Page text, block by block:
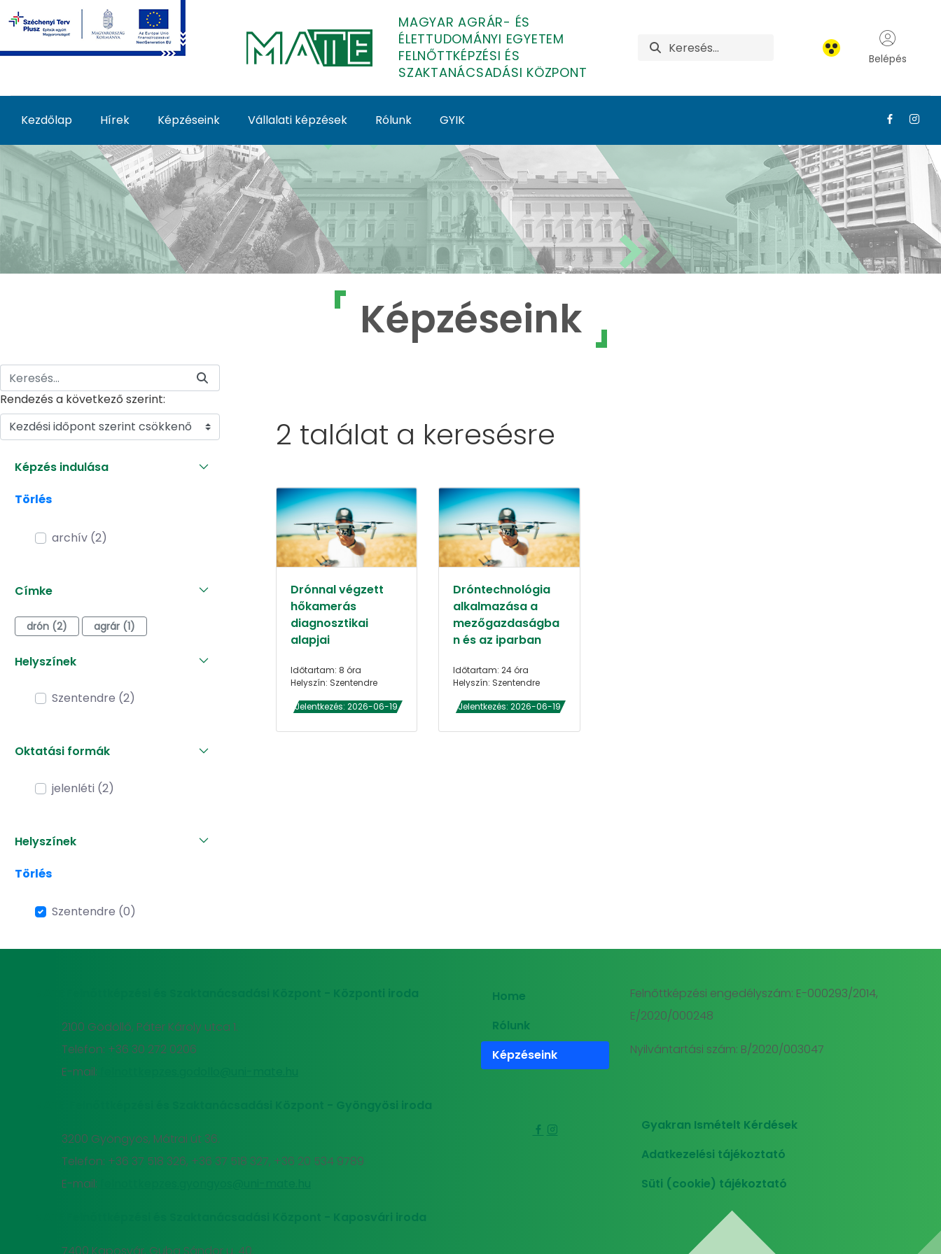
Ugrás a fő tartalomhoz
MAGYAR AGRÁR- ÉS
ÉLETTUDOMÁNYI EGYETEM
FELNŐTTKÉPZÉSI ÉS
SZAKTANÁCSADÁSI KÖZPONT
Belépés
Kezdőlap Hírek Képzéseink Vállalati képzések Rólunk GYIK
Képzéseink - MATE Felnőttképzés
Képzéseink
Rendezés a következő szerint:
Kezdési időpont szerint csökkenő
Képzés indulása
Törlés
archív (2)
Címke
drón (2) agrár (1)
Helyszínek
Szentendre (2)
Oktatási formák
jelenléti (2)
Helyszínek
Törlés
Szentendre (0)
2 találat a keresésre
Drónnal végzett
hőkamerás
diagnosztikai
alapjai
Időtartam: 8 óra
Helyszín: Szentendre
Jelentkezés: 2026-06-19
Dróntechnológia
alkalmazása a
mezőgazdaságba
n és az iparban
Időtartam: 24 óra
Helyszín: Szentendre
Jelentkezés: 2026-06-19
2100 Gödöllő, Páter Károly utca 1.
Telefon: +36 30 272 0206
E-mail:
MATE Felnőttképzési és Szaktanácsadási Központ - Gyöngyösi iroda
3200 Gyöngyös, Mátrai út 36.
Telefon: +36 37 518 326, +36 37 518 327, +36 20 534 9789
E-mail:
Home
Rólunk
Képzéseink
Felnőttképzési engedélyszám: E-000293/2014,
E/2020/000248
Nyilvántartási szám: B/2020/003047
Gyakran Ismételt Kérdések
Adatkezelési tájékoztató
Süti (cookie) tájékoztató